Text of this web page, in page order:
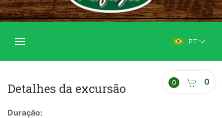
0 0
PT
Detalhes da excursão
Duração: